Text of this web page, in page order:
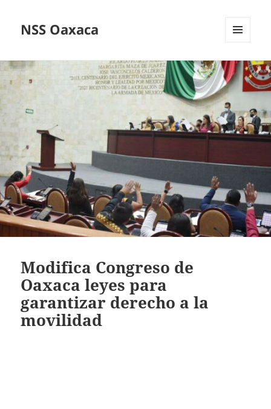
NSS Oaxaca
WIDGETS
Modifica Congreso de
Oaxaca leyes para
garantizar derecho a la
movilidad